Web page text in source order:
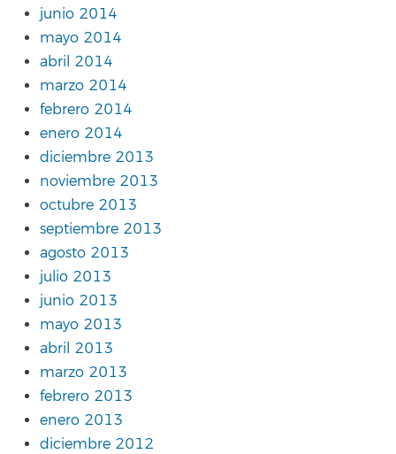
junio 2014
mayo 2014
abril 2014
marzo 2014
febrero 2014
enero 2014
diciembre 2013
noviembre 2013
octubre 2013
septiembre 2013
agosto 2013
julio 2013
junio 2013
mayo 2013
abril 2013
marzo 2013
febrero 2013
enero 2013
diciembre 2012